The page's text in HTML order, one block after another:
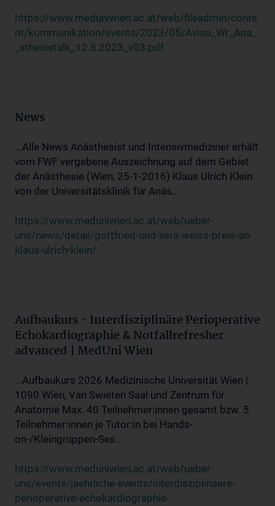
https://www.meduniwien.ac.at/web/fileadmin/conte
nt/kommunikation/events/2023/05/Aviso_Wr_Ana_
_sthesietalk_12.5.2023_v03.pdf
News
...Alle News Anästhesist und Intensivmediziner erhält
vom FWF vergebene Auszeichnung auf dem Gebiet
der Anästhesie (Wien, 25-1-2016) Klaus Ulrich Klein
von der Universitätsklinik für Anäs...
https://www.meduniwien.ac.at/web/ueber-
uns/news/detail/gottfried-und-vera-weiss-preis-an-
klaus-ulrich-klein/
Aufbaukurs - Interdisziplinäre Perioperative
Echokardiographie & Notfallrefresher
advanced | MedUni Wien
...Aufbaukurs 2026 Medizinische Universität Wien |
1090 Wien, Van Swieten Saal und Zentrum für
Anatomie Max. 40 Teilnehmer:innen gesamt bzw. 5
Teilnehmer:innen je Tutor:in bei Hands-
on-/Kleingruppen-Ses...
https://www.meduniwien.ac.at/web/ueber-
uns/events/jaehrliche-events/interdisziplinaere-
perioperative-echokardiographie-